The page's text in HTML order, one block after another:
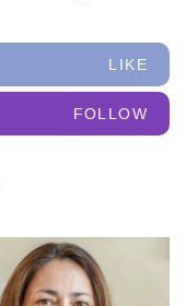
LIKE
FOLLOW